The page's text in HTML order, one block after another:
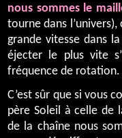
nous sommes le
tourne dans
grande vitesse dans
éjecter le plus vite
fréquence de rotation.
C’est sûr que si vous
père Soleil à celle de
de la chaîne nous